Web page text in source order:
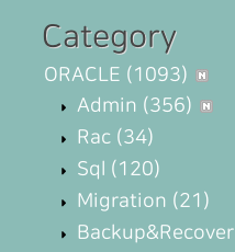
Category
ORACLE (1093)
Admin (356)
Rac (34)
Sql (120)
Migration (21)
Backup&Recover